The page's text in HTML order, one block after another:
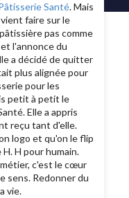
Santé. Mais
faire sur le
pas comme
l'annonce du
a décidé de quitter
plus alignée pour
pour les
petit à petit le
Elle a appris
reçu tant d'elle.
logo et qu'on le flip
H pour humain.
c'est le cœur
sens. Redonner du
vie.